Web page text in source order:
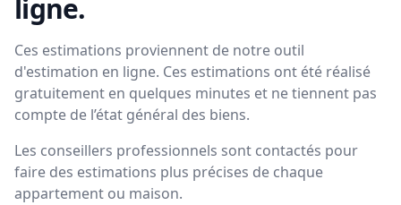
ligne.
Ces estimations proviennent de notre outil
d'estimation en ligne. Ces estimations ont été réalisé
gratuitement en quelques minutes et ne tiennent pas
compte de l’état général des biens.
Les conseillers professionnels sont contactés pour
faire des estimations plus précises de chaque
appartement ou maison.